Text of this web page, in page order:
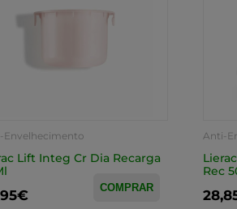
Envelhecimento
Lift Integ Cr Dia Recarga
COMPRAR
Anti-
Rec